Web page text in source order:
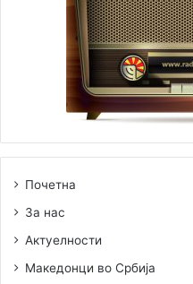
Почетна
За нас
Актуелности
Македонци во Србија